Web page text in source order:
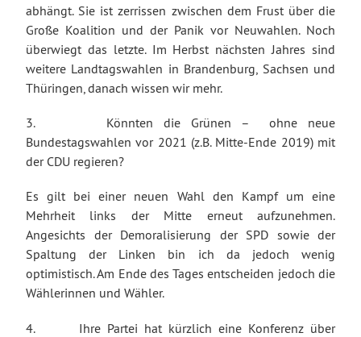
abhängt. Sie ist zerrissen zwischen dem Frust über die
Große Koalition und der Panik vor Neuwahlen. Noch
überwiegt das letzte. Im Herbst nächsten Jahres sind
weitere Landtagswahlen in Brandenburg, Sachsen und
Thüringen, danach wissen wir mehr.
3. Könnten die Grünen – ohne neue
Bundestagswahlen vor 2021 (z.B. Mitte-Ende 2019) mit
der CDU regieren?
Es gilt bei einer neuen Wahl den Kampf um eine
Mehrheit links der Mitte erneut aufzunehmen.
Angesichts der Demoralisierung der SPD sowie der
Spaltung der Linken bin ich da jedoch wenig
optimistisch. Am Ende des Tages entscheiden jedoch die
Wählerinnen und Wähler.
4. Ihre Partei hat kürzlich eine Konferenz über